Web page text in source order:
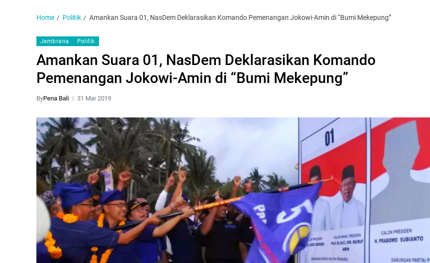
Home Politik Amankan Suara 01, NasDem Deklarasikan Komando Pemenangan Jokowi-Amin di “Bumi Mekepung”
Jembrana Politik
Amankan Suara 01, NasDem Deklarasikan Komando
Pemenangan Jokowi-Amin di “Bumi Mekepung”
ByPena Bali 31 Mar 2019